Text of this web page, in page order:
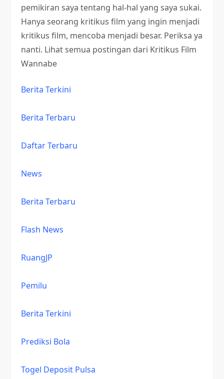
pemikiran saya tentang hal-hal yang saya sukai.
Hanya seorang kritikus film yang ingin menjadi
kritikus film, mencoba menjadi besar. Periksa ya
nanti. Lihat semua postingan dari Kritikus Film
Wannabe
Berita Terkini
Berita Terbaru
Daftar Terbaru
News
Berita Terbaru
Flash News
RuangJP
Pemilu
Berita Terkini
Prediksi Bola
Togel Deposit Pulsa